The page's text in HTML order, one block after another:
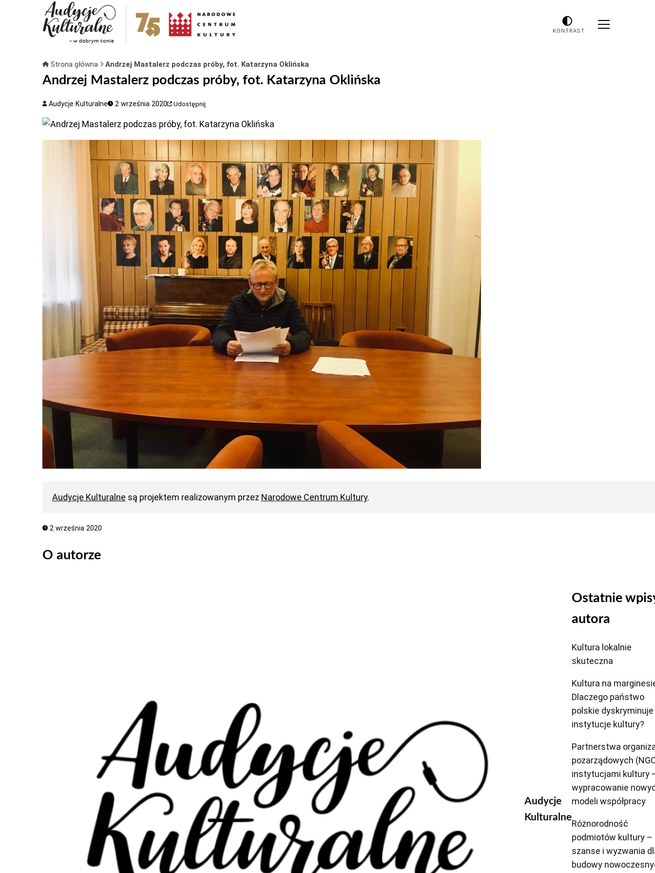
KONTRAST
Strona główna Andrzej Mastalerz podczas próby, fot. Katarzyna Oklińska
Andrzej Mastalerz podczas próby, fot. Katarzyna Oklińska
Audycje Kulturalne 2 września 2020 Udostępnij
Audycje Kulturalne są projektem realizowanym przez Narodowe Centrum Kultury.
2 września 2020
O autorze
Audycje
Kulturalne
Ostatnie
autora
Kultura lokalnie
skuteczna
Kultura na
Dlaczego państwo
polskie dyskryminuje
instytucje kultury?
Partnerstwa
pozarządowych
instytucjami kultury
wypracowanie
modeli współpracy
Różnorodność
podmiotów kultury –
szanse i wyzwania
budowy